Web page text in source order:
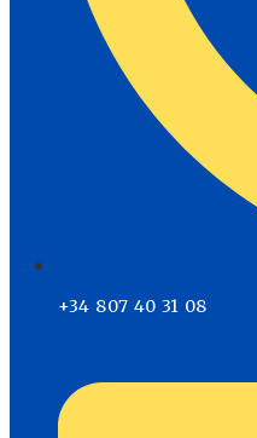
+34 807 40 31 08